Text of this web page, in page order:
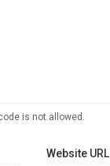
is not allowed.
Website URL